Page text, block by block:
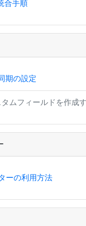
合手順
期の設定
ムフィールドを作成
ーの利用方法